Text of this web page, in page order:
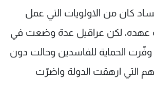
كان من الاولويات التي عمل
عهده، لكن عراقيل عدة وضعت في
الحماية للفاسدين وحالت دون
التي ارهقت الدولة واضرّت